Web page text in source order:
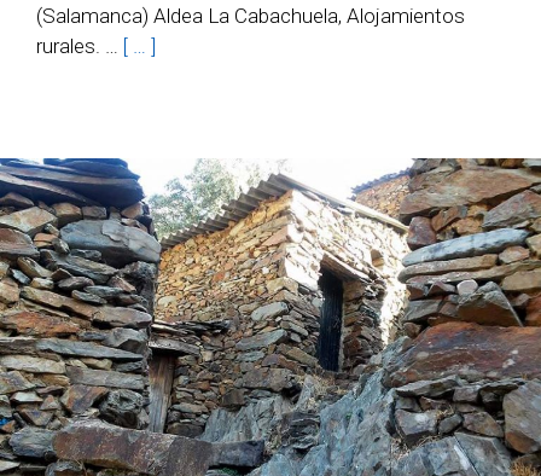
(Salamanca) Aldea La Cabachuela, Alojamientos
rurales. … [ … ]